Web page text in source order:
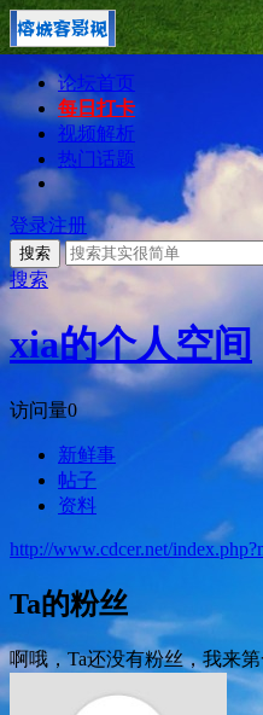
论坛首页
每日打卡
视频解析
热门话题
登录注册
搜索
搜索
xia的个人空间
访问量0
新鲜事
帖子
资料
http://www.cdcer.net/
Ta的粉丝
啊哦，Ta还没有粉丝，我来